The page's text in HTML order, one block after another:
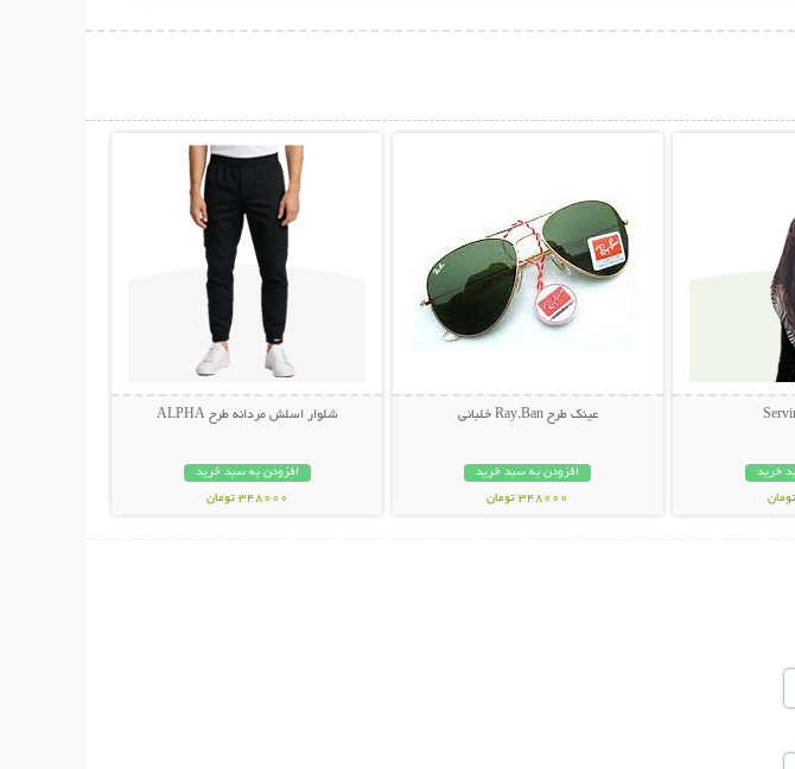
خرید
عینک طرح Ray.Ban خلبانی
افزودن به سبد خرید
348000 تومان
شلوار اسلش مردانه طرح ALPHA
افزودن به سبد خرید
348000 تومان